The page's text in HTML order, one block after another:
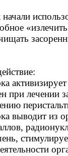
активизирует
при лечении
выводит из